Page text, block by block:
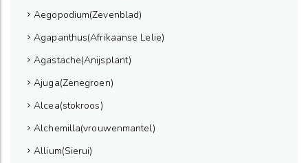
Aegopodium(Zevenblad)
Agapanthus(Afrikaanse Lelie)
Agastache(Anijsplant)
Ajuga(Zenegroen)
Alcea(stokroos)
Alchemilla(vrouwenmantel)
Allium(Sierui)